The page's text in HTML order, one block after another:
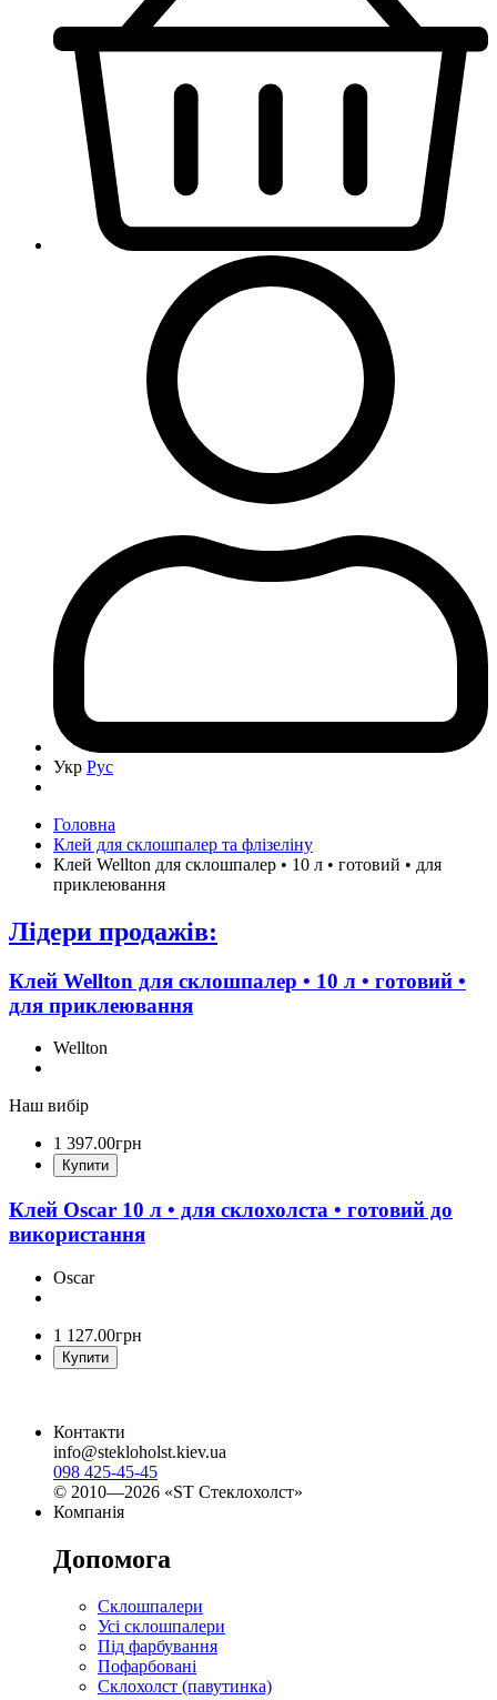
Укр Рус
Головна
Клей для склошпалер та флізеліну
Клей Wellton для склошпалер • 10 л • готовий • для
приклеювання
Лідери продажів:
Клей Wellton для склошпалер • 10 л • готовий •
для приклеювання
Wellton
Наш вибір
1 397.00грн
Купити
Клей Oscar 10 л • для склохолста • готовий до
використання
Oscar
1 127.00грн
Купити
Контакти
info@stekloholst.kiev.ua
098 425-45-45
© 2010—2026 «ST Стеклохолст»
Компанія
Допомога
Склошпалери
Усі склошпалери
Під фарбування
Пофарбовані
Склохолст (павутинка)